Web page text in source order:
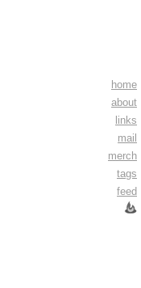
home
about
links
mail
merch
tags
feed